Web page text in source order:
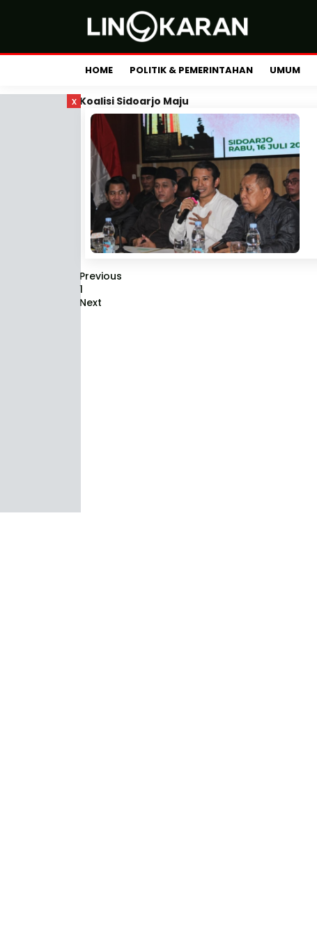
HOME POLITIK & PEMERINTAHAN UMUM
x Koalisi Sidoarjo Maju
Previous
1
Next